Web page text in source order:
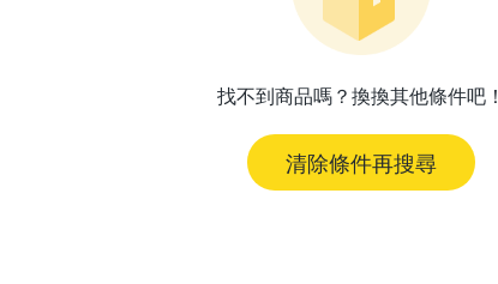
找不到商品嗎？換換其他條件吧！
清除條件再搜尋